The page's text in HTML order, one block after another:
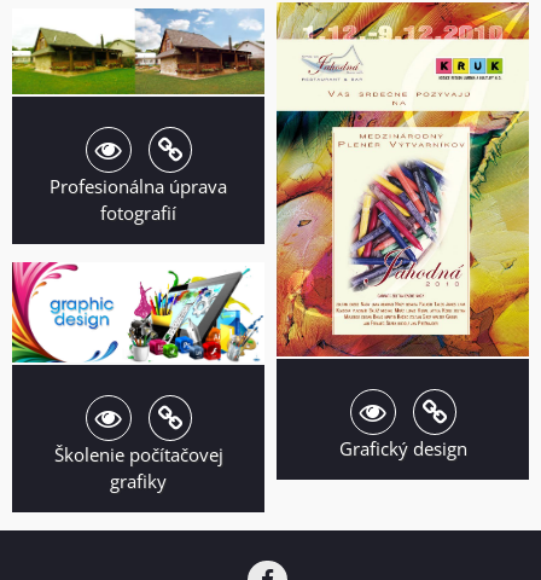
Grafický design
Profesionálna úprava
fotografií
Školenie počítačovej
grafiky